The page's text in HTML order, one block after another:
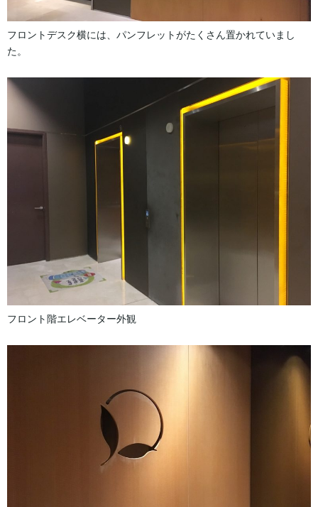
フロントデスク横には、パンフレットがたくさん置かれていまし
た。
フロント階エレベーター外観